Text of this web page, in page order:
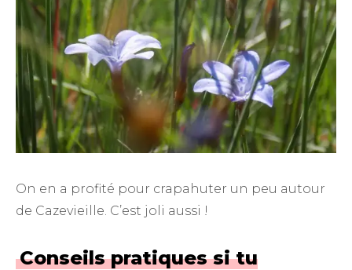
On en a profité pour crapahuter un peu autour
de Cazevieille. C’est joli aussi !
Conseils pratiques si tu